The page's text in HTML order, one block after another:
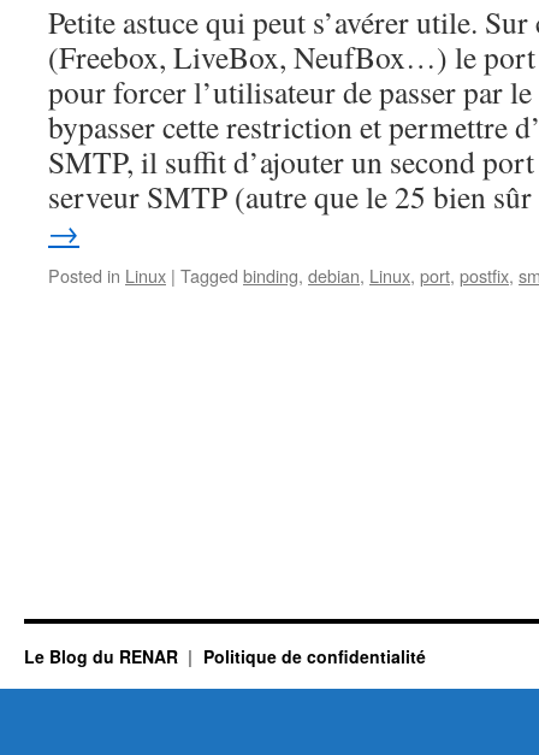
Petite astuce qui peut s’avérer utile.
(Freebox, LiveBox, NeufBox…) le port
pour forcer l’utilisateur de passer par
bypasser cette restriction et permettre
SMTP, il suffit d’ajouter un second
serveur SMTP (autre que le 25 bien
→
Posted in Linux | Tagged binding, debian, Linux, port, postfix,
Le Blog du RENAR Politique de confidentialité